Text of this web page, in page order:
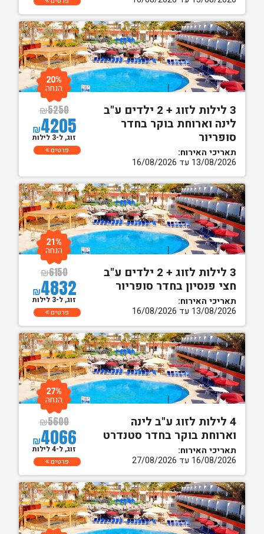
3 לילות לזוג + 2 ילדים ע"ב
לינה וארוחת בוקר בחדר
סופריור
תאריכי האירוח:
13/08/2026 עד 16/08/2026
₪5250
₪4205
20%
הנחה
זוג, ל-3 לילות
פרטים
3 לילות לזוג + 2 ילדים ע"ב
חצי פנסיון בחדר סופריור
תאריכי האירוח:
13/08/2026 עד 16/08/2026
₪6150
₪4832
21%
הנחה
זוג, ל-3 לילות
פרטים
4 לילות לזוג ע"ב לינה
וארוחת בוקר בחדר סטנדרט
תאריכי האירוח:
16/08/2026 עד 27/08/2026
₪5600
₪4066
27%
הנחה
זוג, ל-4 לילות
פרטים